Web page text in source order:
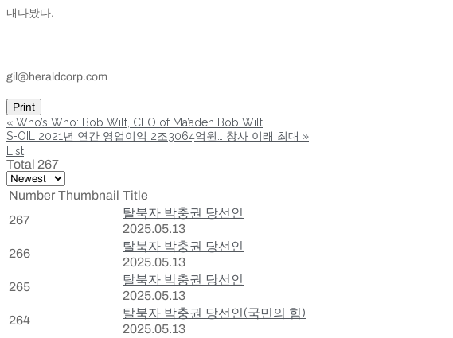
내다봤다.
gil@heraldcorp.com
Print
« Who’s Who: Bob Wilt, CEO of Ma’aden Bob Wilt
S-OIL 2021년 연간 영업이익 2조3064억원… 창사 이래 최대 »
List
Total 267
Number Thumbnail Title
267
탈북자 박충권 당선인
2025.05.13
266 탈북자 박충권 당선인
2025.05.13
265 탈북자 박충권 당선인
2025.05.13
264 탈북자 박충권 당선인(국민의 힘)
2025.05.13